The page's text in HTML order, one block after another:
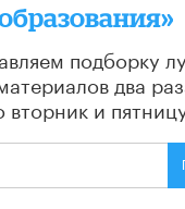
подборку
два
вторник и